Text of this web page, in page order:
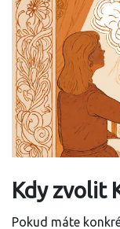
Kdy zvolit
Pokud máte